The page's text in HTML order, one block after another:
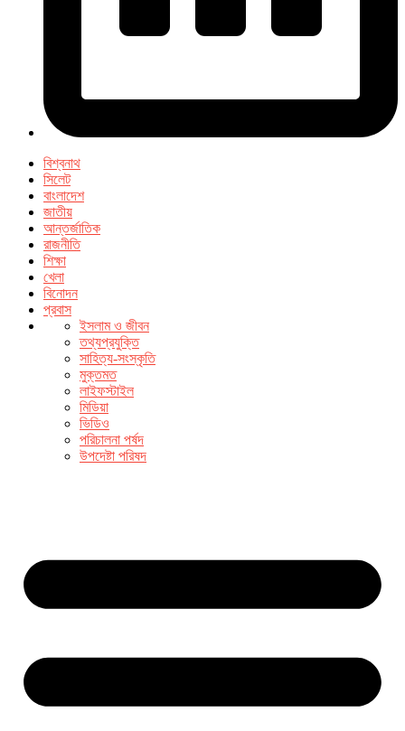
বিশ্বনাথ
সিলেট
বাংলাদেশ
জাতীয়
আন্তর্জাতিক
রাজনীতি
শিক্ষা
খেলা
বিনোদন
প্রবাস
ইসলাম ও জীবন
তথ্যপ্রযুক্তি
সাহিত্য-সংস্কৃতি
মুক্তমত
লাইফস্টাইল
মিডিয়া
ভিডিও
পরিচালনা পর্ষদ
উপদেষ্টা পরিষদ